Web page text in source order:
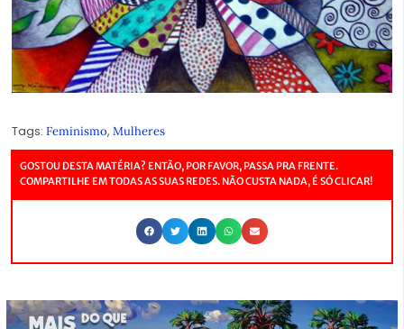
Tags: Feminismo, Mulheres
GOSTOU DESTA MATÉRIA? ENTÃO, POR FAVOR, PASSA PRA FRENTE.
COMPARTILHE EM TODAS AS SUAS REDES. NÃO CUSTA NADA, É SÓ CLICAR!